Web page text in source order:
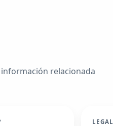
relacionada
LEGAL